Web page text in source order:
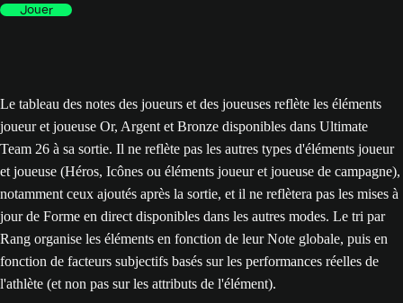
Jouer
Le tableau des notes des joueurs et des joueuses reflète les éléments
joueur et joueuse Or, Argent et Bronze disponibles dans Ultimate
Team 26 à sa sortie. Il ne reflète pas les autres types d'éléments joueur
et joueuse (Héros, Icônes ou éléments joueur et joueuse de campagne),
notamment ceux ajoutés après la sortie, et il ne reflètera pas les mises à
jour de Forme en direct disponibles dans les autres modes. Le tri par
Rang organise les éléments en fonction de leur Note globale, puis en
fonction de facteurs subjectifs basés sur les performances réelles de
l'athlète (et non pas sur les attributs de l'élément).